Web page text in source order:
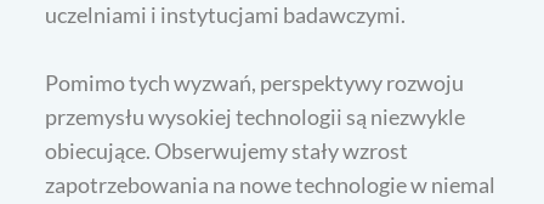
uczelniami i instytucjami badawczymi.
Pomimo tych wyzwań, perspektywy rozwoju
przemysłu wysokiej technologii są niezwykle
obiecujące. Obserwujemy stały wzrost
zapotrzebowania na nowe technologie w niemal